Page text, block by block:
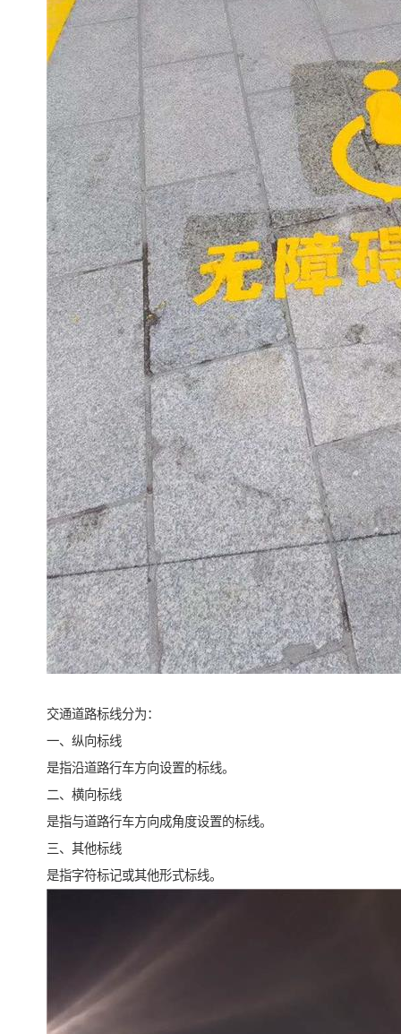
交通道路标线分为：
一、纵向标线
是指沿道路行车方向设置的标线。
二、横向标线
是指与道路行车方向成角度设置的标线。
三、其他标线
是指字符标记或其他形式标线。